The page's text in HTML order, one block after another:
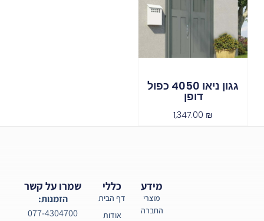
גגון ניאו 4050 כפול
דופן
1,347.00 ₪
כללי
דף הבית
אודות
מידע
מוצרי
החברה
שמרו על קשר
הזמנות:
077-4304700